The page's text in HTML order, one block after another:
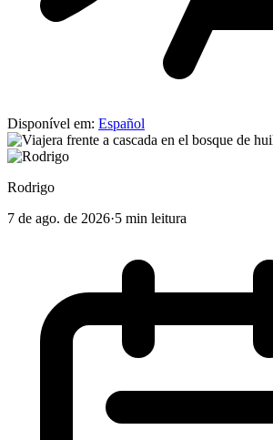
Disponível em: Español
Rodrigo
7 de ago. de 2026·5 min leitura